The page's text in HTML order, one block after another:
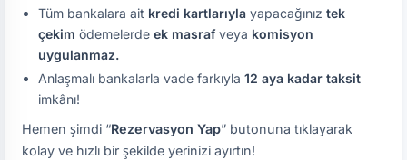
Tüm bankalara ait kredi kartlarıyla yapacağınız tek
çekim ödemelerde ek masrafveya komisyon
uygulanmaz.
Anlaşmalı bankalarla vade farkıyla 12 aya kadar taksit
imkânı!
Hemen şimdi “Rezervasyon Yap” butonuna tıklayarak
kolay ve hızlı bir şekilde yerinizi ayırtın!